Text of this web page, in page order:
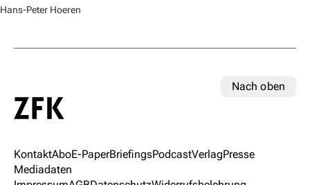
Hans-Peter Hoeren
Nach oben
KontaktAboE-PaperBriefingsPodcastVerlagPresse
Mediadaten